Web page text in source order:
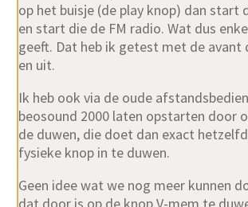
op het buisje (de play knop) dan start
en start die de FM radio. Wat dus
geeft. Dat heb ik getest met de avant
en uit.
Ik heb ook via de oude
beosound 2000 laten opstarten door
de duwen, die doet dan exact
fysieke knop in te duwen.
Geen idee wat we nog meer kunnen